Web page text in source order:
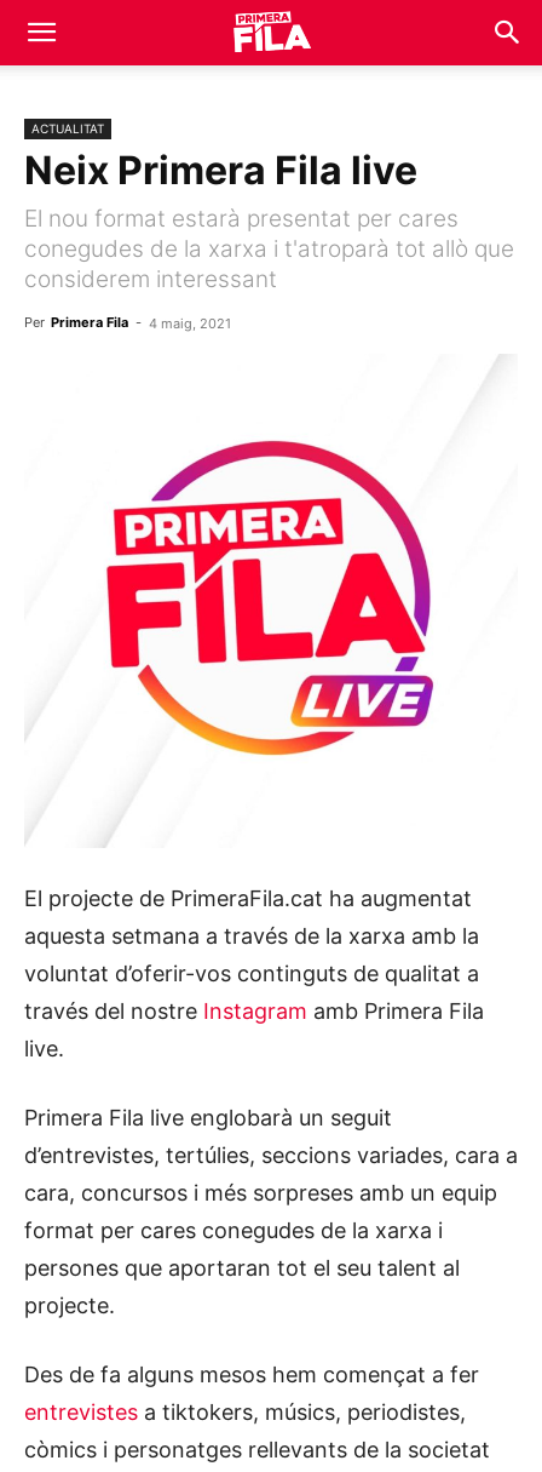
ACTUALITAT
Neix Primera Fila live
El nou format estarà presentat per cares
conegudes de la xarxa i t'atroparà tot allò que
considerem interessant
Per Primera Fila - 4 maig, 2021
El projecte de PrimeraFila.cat ha augmentat
aquesta setmana a través de la xarxa amb la
voluntat d’oferir-vos continguts de qualitat a
través del nostre Instagram amb Primera Fila
live.
Primera Fila live englobarà un seguit
d’entrevistes, tertúlies, seccions variades, cara a
cara, concursos i més sorpreses amb un equip
format per cares conegudes de la xarxa i
persones que aportaran tot el seu talent al
projecte.
Des de fa alguns mesos hem començat a fer
entrevistes a tiktokers, músics, periodistes,
còmics i personatges rellevants de la societat